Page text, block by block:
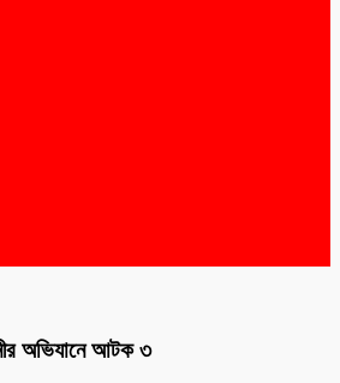
অভিযানে আটক ৩